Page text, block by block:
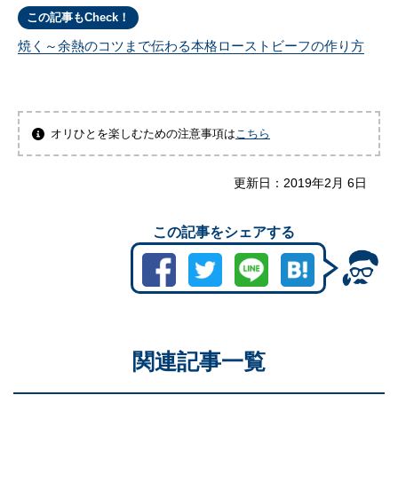
この記事もCheck！
焼く～余熱のコツまで伝わる本格ローストビーフの作り方
オリひとを楽しむための注意事項はこちら
更新日： 2019年2月 6日
この記事をシェアする
関連記事一覧